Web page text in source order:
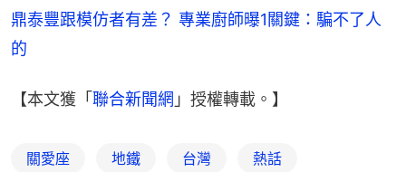
鼎泰豐跟模仿者有差？ 專業廚師曝1關鍵：騙不了人
的
【本文獲「 聯合新聞網 」授權轉載。】
關愛座 地鐵 台灣 熱話